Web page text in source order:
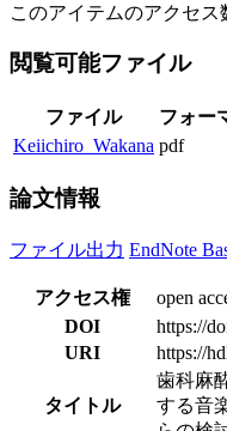
このアイテムのアクセス
閲覧可能ファイル
ファイル フォー
Keiichiro_Wakana pdf
論文情報
ファイル出力 EndNote
アクセス権
open
DOI
https://
URI
https://
タイトル
歯科麻
する音